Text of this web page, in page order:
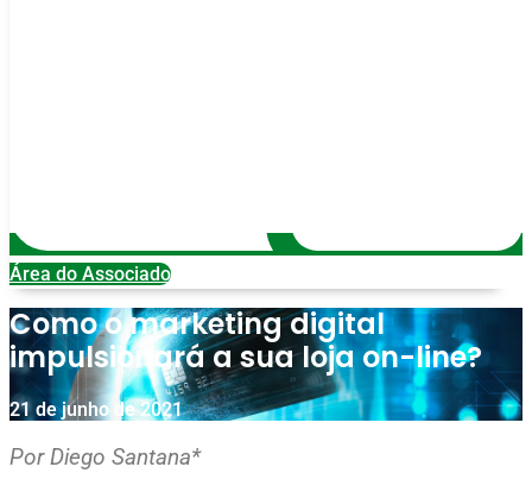
Área do Associado
Como o marketing digital
impulsionará a sua loja on-line?
21 de junho de 2021
Por Diego Santana*